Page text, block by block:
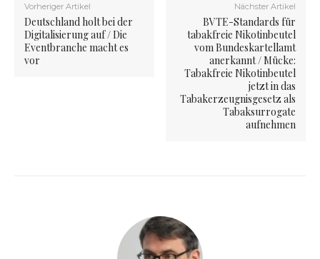
Vorheriger Artikel
Deutschland holt bei der
Digitalisierung auf / Die
Eventbranche macht es
vor
Nächster Artikel
BVTE-Standards für
tabakfreie Nikotinbeutel
vom Bundeskartellamt
anerkannt / Mücke:
Tabakfreie Nikotinbeutel
jetzt in das
Tabakerzeugnisgesetz als
Tabaksurrogate
aufnehmen